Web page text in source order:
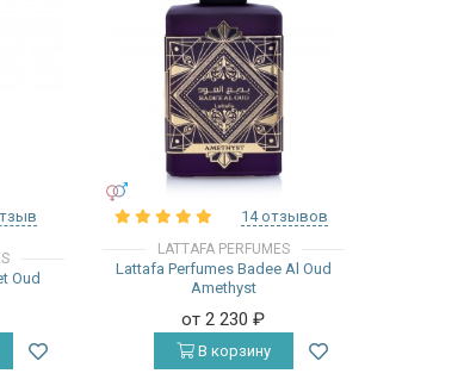
Oud
УНИСЕКС
14 отзывов
LATTAFA PERFUMES
Lattafa Perfumes Badee Al Oud
Amethyst
от 2 230₽
В корзину